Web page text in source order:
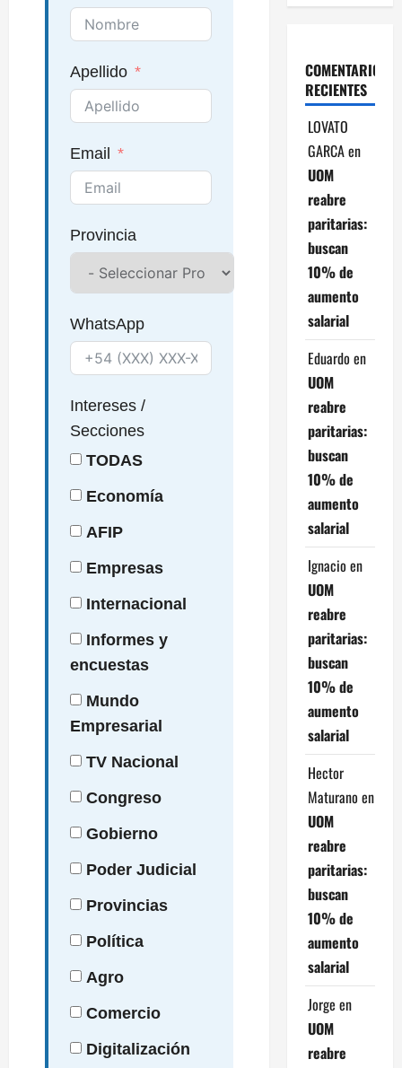
Apellido
Email
Provincia
WhatsApp
Intereses /
Secciones
TODAS
Economía
AFIP
Empresas
Internacional
Informes y
encuestas
Mundo
Empresarial
TV Nacional
Congreso
Gobierno
Poder Judicial
Provincias
Política
Agro
Comercio
Digitalización
COMENTARIOS
RECIENTES
LOVATO
GARCAen
UOM
reabre
paritarias:
buscan
10% de
aumento
salarial
Eduardo en
UOM
reabre
paritarias:
buscan
10% de
aumento
salarial
Ignacio en
UOM
reabre
paritarias:
buscan
10% de
aumento
salarial
Hector
Maturano en
UOM
reabre
paritarias:
buscan
10% de
aumento
salarial
Jorge en
UOM
reabre